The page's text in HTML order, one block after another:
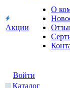
Акции
О
Войти
Каталог